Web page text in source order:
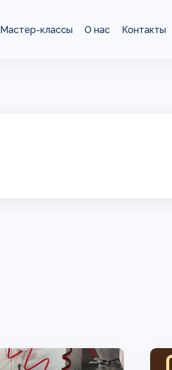
Мастер-классы О нас Контакты